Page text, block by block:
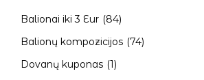
Balionai iki 3 Eur (84)
Balionų kompozicijos (74)
Dovanų kuponas (1)